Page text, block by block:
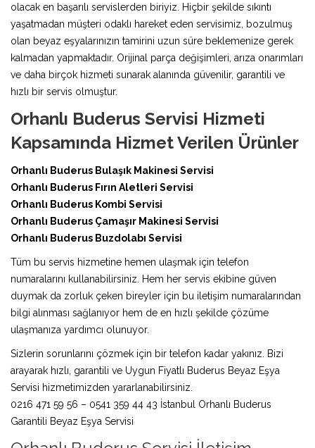
olacak en başarılı servislerden biriyiz. Hiçbir şekilde sıkıntı
yaşatmadan müşteri odaklı hareket eden servisimiz, bozulmuş
olan beyaz eşyalarınızın tamirini uzun süre beklemenize gerek
kalmadan yapmaktadır. Orijinal parça değişimleri, arıza onarımları
ve daha birçok hizmeti sunarak alanında güvenilir, garantili ve
hızlı bir servis olmuştur.
Orhanlı Buderus Servisi Hizmeti
Kapsamında Hizmet Verilen Ürünler
Orhanlı Buderus Bulaşık Makinesi Servisi
Orhanlı Buderus Fırın Aletleri Servisi
Orhanlı Buderus Kombi Servisi
Orhanlı Buderus Çamaşır Makinesi Servisi
Orhanlı Buderus Buzdolabı Servisi
Tüm bu servis hizmetine hemen ulaşmak için telefon
numaralarını kullanabilirsiniz. Hem her servis ekibine güven
duymak da zorluk çeken bireyler için bu iletişim numaralarından
bilgi alınması sağlanıyor hem de en hızlı şekilde çözüme
ulaşmanıza yardımcı olunuyor.
Sizlerin sorunlarını çözmek için bir telefon kadar yakınız. Bizi
arayarak hızlı, garantili ve Uygun Fiyatlı Buderus Beyaz Eşya
Servisi hizmetimizden yararlanabilirsiniz.
0216 471 59 56 – 0541 359 44 43 İstanbul Orhanlı Buderus
Garantili Beyaz Eşya Servisi